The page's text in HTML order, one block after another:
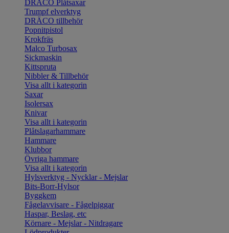
DRÄCO Plåtsaxar
Trumpf elverktyg
DRÄCO tillbehör
Popnitpistol
Krokfräs
Malco Turbosax
Sickmaskin
Kittspruta
Nibbler & Tillbehör
Visa allt i kategorin
Saxar
Isolersax
Knivar
Visa allt i kategorin
Plåtslagarhammare
Hammare
Klubbor
Övriga hammare
Visa allt i kategorin
Hylsverktyg - Nycklar - Mejslar
Bits-Borr-Hylsor
Byggkem
Fågelavvisare - Fågelpiggar
Haspar, Beslag, etc
Körnare - Mejslar - Nitdragare